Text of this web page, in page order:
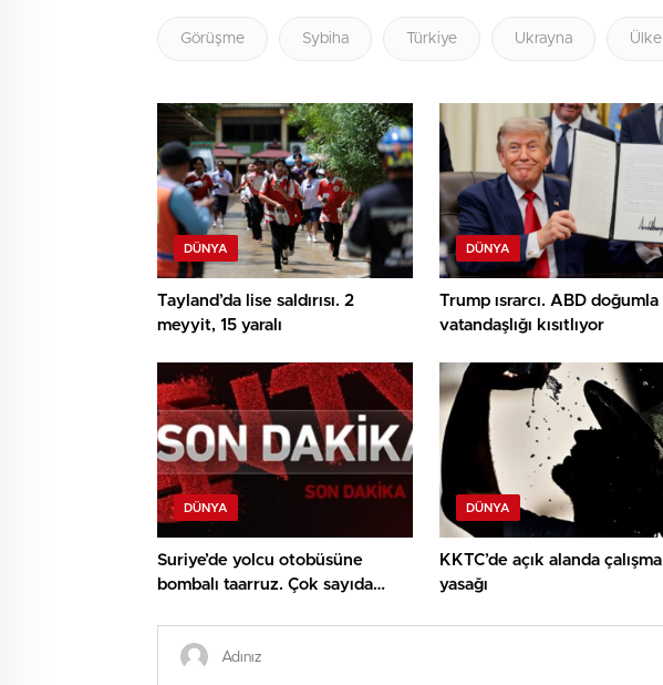
Görüşme Sybiha Türkiye Ukrayna Ülke
DÜNYA
Tayland’da lise saldırısı. 2
meyyit, 15 yaralı
DÜNYA
Trump ısrarcı. ABD doğumla
vatandaşlığı kısıtlıyor
DÜNYA
Suriye’de yolcu otobüsüne
bombalı taarruz. Çok sayıda
DÜNYA
KKTC’de açık alanda çalışma
yasağı